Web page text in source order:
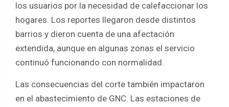
los usuarios por la necesidad de calefaccionar los
hogares. Los reportes llegaron desde distintos
barrios y dieron cuenta de una afectación
extendida, aunque en algunas zonas el servicio
continuó funcionando con normalidad.
Las consecuencias del corte también impactaron
en el abastecimiento de GNC. Las estaciones de